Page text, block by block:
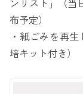
ンリスト」（当
布予定）
・紙ごみを再
培キット付き）